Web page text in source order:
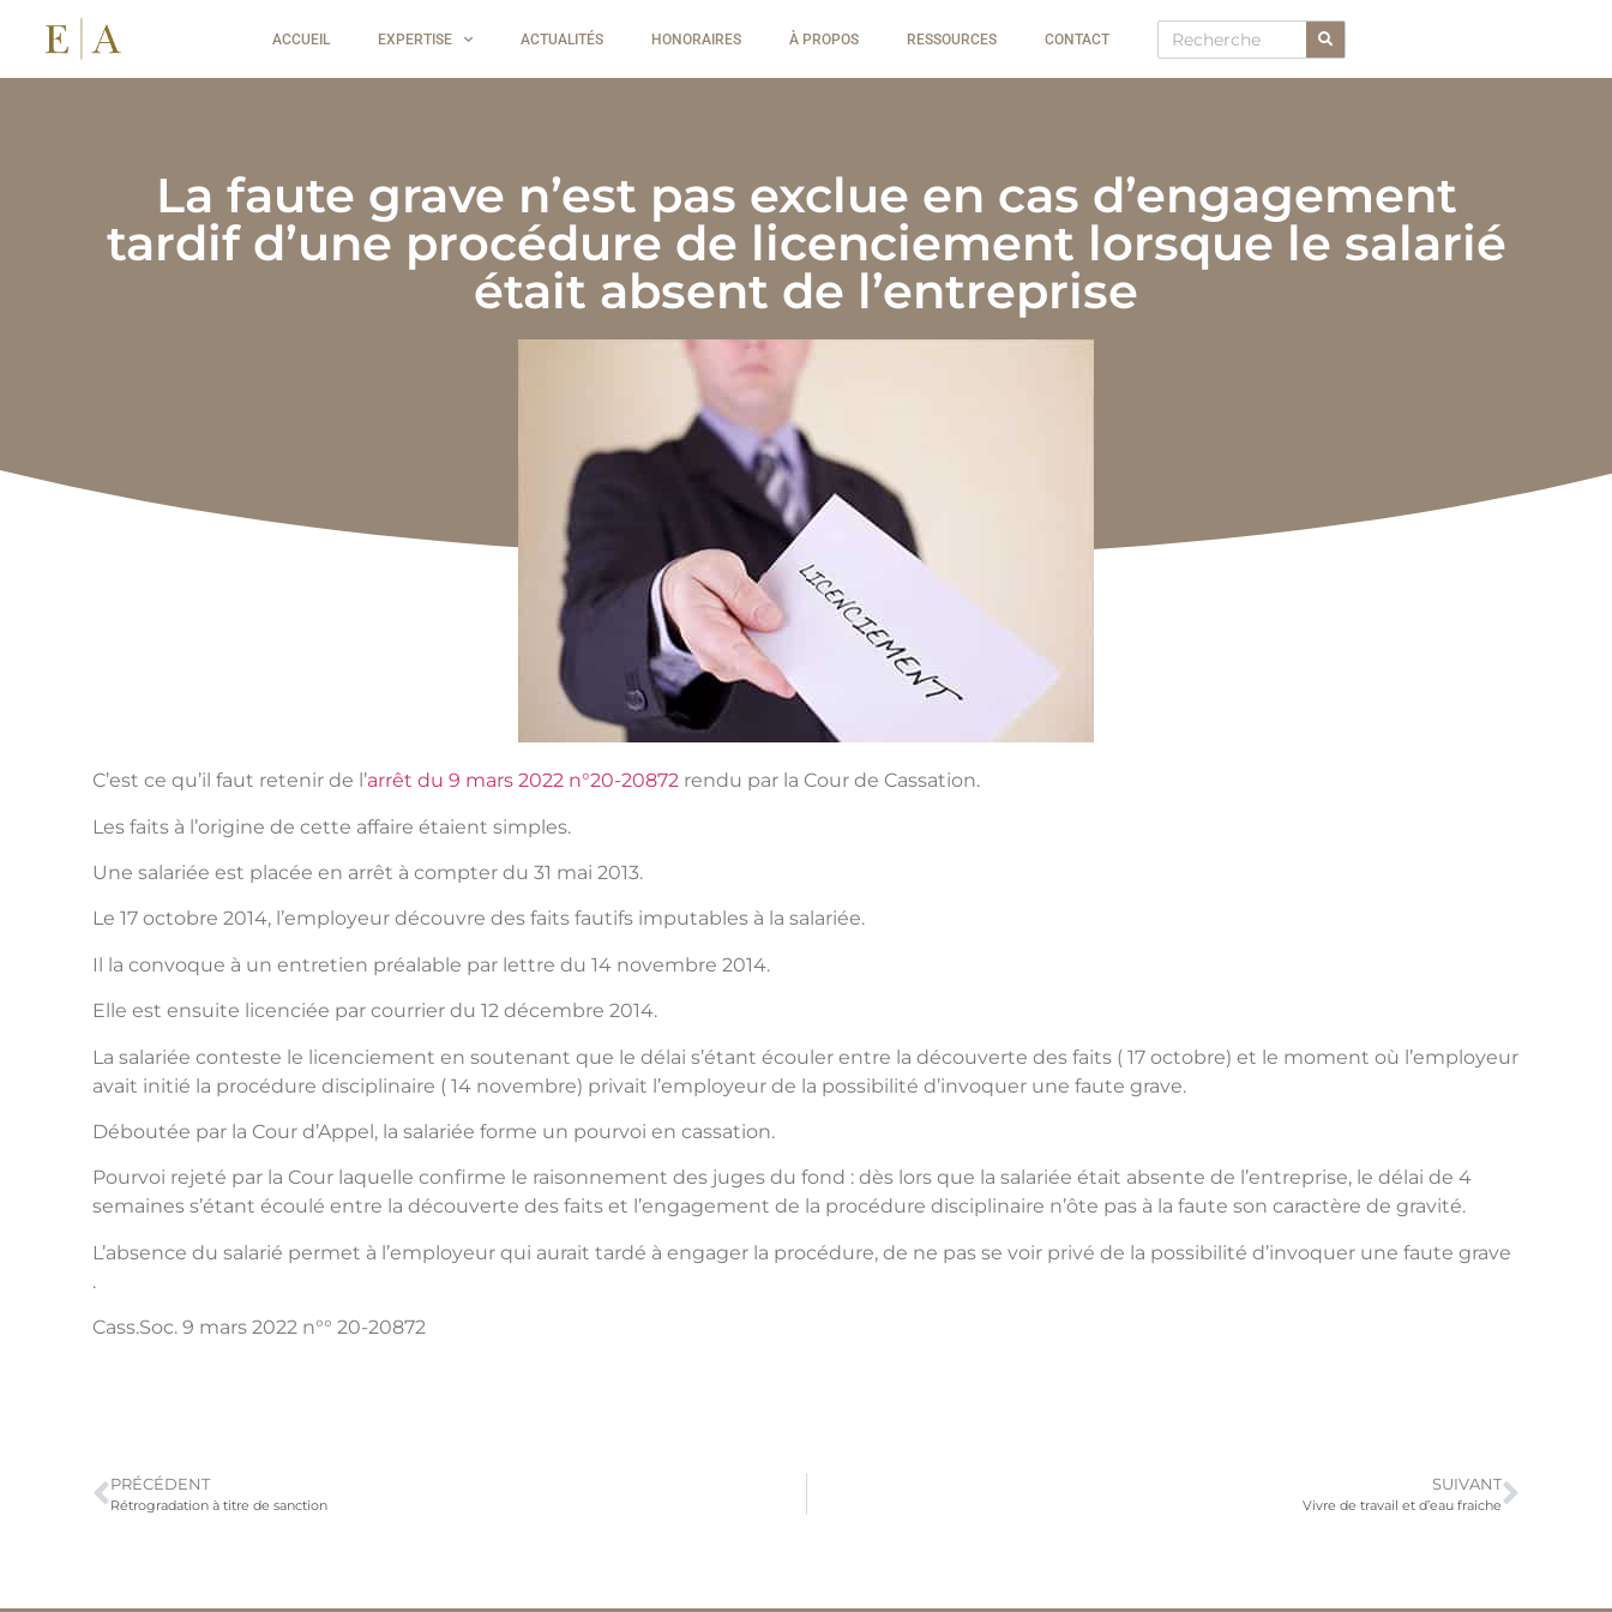
ACCUEIL EXPERTISE ACTUALITÉS HONORAIRES À PROPOS RESSOURCES CONTACT
La faute grave n’est pas exclue en cas d’engagement
tardif d’une procédure de licenciement lorsque le salarié
était absent de l’entreprise
C’est ce qu’il faut retenir de l’arrêt du 9 mars 2022 n°20-20872 rendu par la Cour de Cassation.
Les faits à l’origine de cette affaire étaient simples.
Une salariée est placée en arrêt à compter du 31 mai 2013.
Le 17 octobre 2014, l’employeur découvre des faits fautifs imputables à la salariée.
Il la convoque à un entretien préalable par lettre du 14 novembre 2014.
Elle est ensuite licenciée par courrier du 12 décembre 2014.
La salariée conteste le licenciement en soutenant que le délai s’étant écouler entre la découverte des faits ( 17 octobre) et le moment où l’employeur
avait initié la procédure disciplinaire ( 14 novembre) privait l’employeur de la possibilité d’invoquer une faute grave.
Déboutée par la Cour d’Appel, la salariée forme un pourvoi en cassation.
Pourvoi rejeté par la Cour laquelle confirme le raisonnement des juges du fond : dès lors que la salariée était absente de l’entreprise, le délai de 4
semaines s’étant écoulé entre la découverte des faits et l’engagement de la procédure disciplinaire n’ôte pas à la faute son caractère de gravité.
L’absence du salarié permet à l’employeur qui aurait tardé à engager la procédure, de ne pas se voir privé de la possibilité d’invoquer une faute grave
.
Cass.Soc. 9 mars 2022 n°° 20-20872
PRÉCÉDENT
Rétrogradation à titre de sanction
SUIVANT
Vivre de travail et d’eau fraiche